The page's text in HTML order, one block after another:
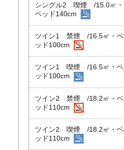
シングル2 喫煙 /15.0㎡・
ベッド140cm
ツイン1 禁煙 /16.5㎡・ベ
ッド100cm
ツイン1 喫煙 /16.5㎡・ベ
ッド100cm
ツイン2 禁煙 /18.2㎡・ベ
ッド110cm
ツイン2 喫煙 /18.2㎡・ベ
ッド110cm